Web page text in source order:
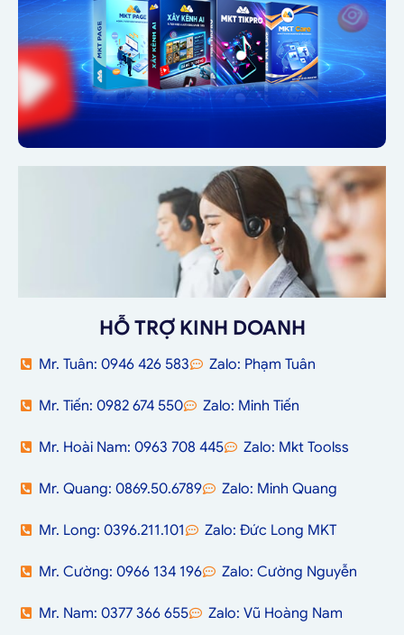
HỖ TRỢ KINH DOANH
Mr. Tuân: 0946 426 583 Zalo: Phạm Tuân
Mr. Tiến: 0982 674 550 Zalo: Minh Tiến
Mr. Hoài Nam: 0963 708 445 Zalo: Mkt Toolss
Mr. Quang: 0869.50.6789 Zalo: Minh Quang
Mr. Long: 0396.211.101 Zalo: Đức Long MKT
Mr. Cường: 0966 134 196 Zalo: Cường Nguyễn
Mr. Nam: 0377 366 655 Zalo: Vũ Hoàng Nam